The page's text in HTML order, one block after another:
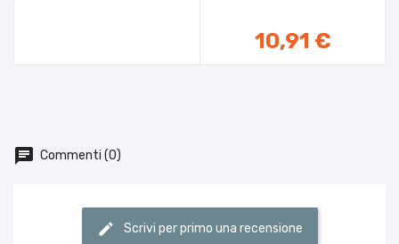
10,91 €
AGGIUNGI AL CARRELLO
Commenti (0)
Scrivi per primo una recensione